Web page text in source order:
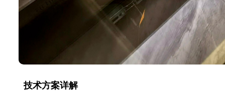
技术方案详解